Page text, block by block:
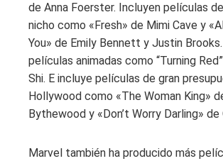
de Anna Foerster. Incluyen películas
nicho como «Fresh» de Mimi Cave y
You» de Emily Bennett y Justin
películas animadas como “Turning
Shi. E incluye películas de gran
Hollywood como «The Woman King»
Bythewood y «Don’t Worry Darling» de
Marvel también ha producido más